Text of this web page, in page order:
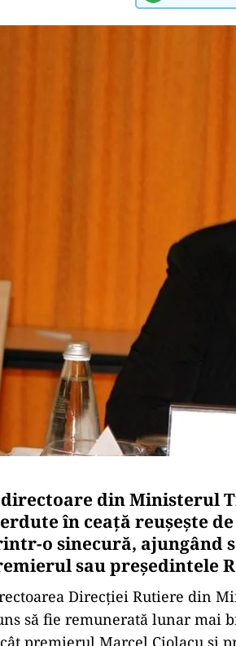
directoare din Ministerul
în ceață reușește
o sinecură, ajungând
sau președintele
Direcției Rutiere din
să fie remunerată lunar mai
premierul Marcel Ciolacu și